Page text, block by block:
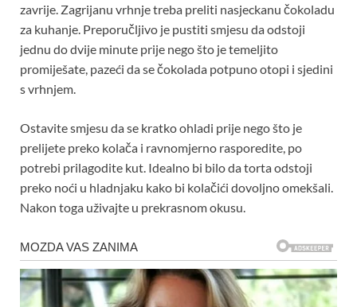
zavrije. Zagrijanu vrhnje treba preliti nasjeckanu čokoladu
za kuhanje. Preporučljivo je pustiti smjesu da odstoji
jednu do dvije minute prije nego što je temeljito
promiješate, pazeći da se čokolada potpuno otopi i sjedini
s vrhnjem.
Ostavite smjesu da se kratko ohladi prije nego što je
prelijete preko kolača i ravnomjerno rasporedite, po
potrebi prilagodite kut. Idealno bi bilo da torta odstoji
preko noći u hladnjaku kako bi kolačići dovoljno omekšali.
Nakon toga uživajte u prekrasnom okusu.